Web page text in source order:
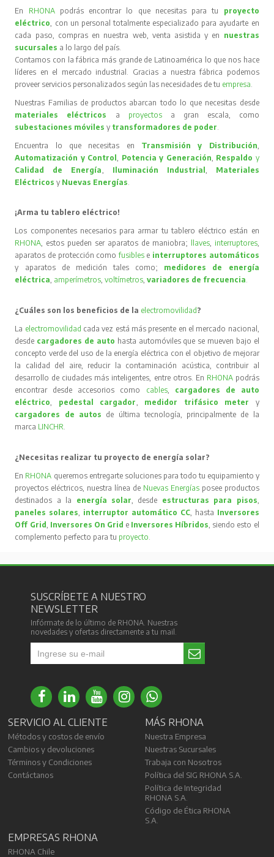
En RHONA podrás encontrar lo que necesitas para tu proyecto
eléctrico , con un personal totalmente especializado para ayudarte en
cada paso, compras en nuestra web, venta asistida y en nuestras
sucursales a lo largo del país.
Contamos con la fábrica más grande de Latinoamérica lo que nos hace
líderes en el mercado industrial. Gracias a nuestra fábrica podemos
proveer servicios personalizados según las necesidades de tu empresa
Nuestras Familias de productos abarcan todo lo que necesitas desde
materiales eléctricos
a proyectos
a gran escala, como
subestaciones móvilesy transformadores de poder
Encuentra lo que necesitas en Transmisión y Distribución
Automatización y Control
Potencia y Generación Respaldo y
Calidad de Energía
Iluminación Industrial
Materiales
Eléctricos y Nuevas Energías
¡Arma tu tablero eléctrico!
Los componentes necesarios para armar tu tablero eléctrico están en
RHONA , estos pueden ser aparatos de maniobra; llaves, interruptores,
aparatos de protección comofusibles e interruptores automáticos
y aparatos de medición tales como; medidores de energía
eléctrica amperímetros ,voltímetros ,variadores de frecuencia
¿Cuáles son los beneficios de la electromovilidad?
La electromovilidad cada vez está más presente en el mercado nacional,
desde cargadores de auto hasta automóviles que se mueven bajo el
concepto verde del uso de la energía eléctrica con el objetivo de mejorar
la calidad del aire, reducir la contaminación acústica, contribuir al
desarrollo de ciudades más inteligentes, entre otros. En RHONA podrás
encontrar desde accesorios como cables, cargadores de auto
eléctrico
pedestal cargador medidor trifásico meter
y
cargadores de autos de última tecnología, principalmente de la
marca LINCHR
¿Necesitas realizar tu proyecto de energía solar?
En RHONA queremos entregarte soluciones para todo tu equipamiento y
proyectos eléctricos, nuestra línea de Nuevas Energíasposee productos
destinados a la energía solar , desde estructuras para pisos
paneles solares
interruptor automático CC, hasta Inversores
Off Grid Inversores On Grid e Inversores Híbridos , siendo esto el
complemento perfecto para tu proyecto
SUSCRÍBETE A NUESTRO
NEWSLETTER
Infórmate de lo último de RHONA. Nuestras
novedades y ofertas directamente a tu mail.
SERVICIO AL CLIENTE
Métodos y costos de envío
Cambios y devoluciones
Términos y Condiciones
Contáctanos
MÁS RHONA
Nuestra Empresa
Nuestras Sucursales
Trabaja con Nosotros
Política del SIG RHONA S.A.
Política de Integridad
RHONA S.A.
Código de Ética RHONA
S.A.
EMPRESAS RHONA
RHONA Chile